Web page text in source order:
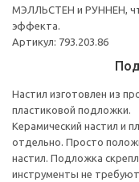
МЭЛЛЬСТЕН и РУННЕН,
эффекта.
Артикул: 793.203.86
Настил изготовлен из
пластиковой подложки.
Керамический настил и
отдельно. Просто
настил. Подложка
инструменты не